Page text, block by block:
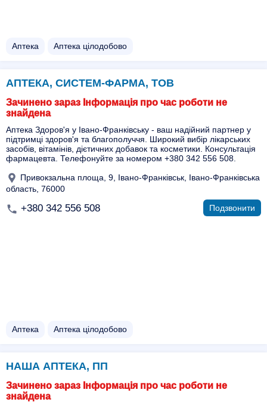
Аптека Аптека цілодобово
АПТЕКА, СИСТЕМ-ФАРМА, ТОВ
Зачинено зараз Інформація про час роботи не
знайдена
Аптека Здоров'я у Івано-Франківську - ваш надійний партнер у
підтримці здоров'я та благополуччя. Широкий вибір лікарських
засобів, вітамінів, дієтичних добавок та косметики. Консультація
фармацевта. Телефонуйте за номером +380 342 556 508.
Привокзальна площа, 9, Івано-Франківськ, Івано-Франківська
область, 76000
+380 342 556 508 Подзвонити
Аптека Аптека цілодобово
НАША АПТЕКА, ПП
Зачинено зараз Інформація про час роботи не
знайдена